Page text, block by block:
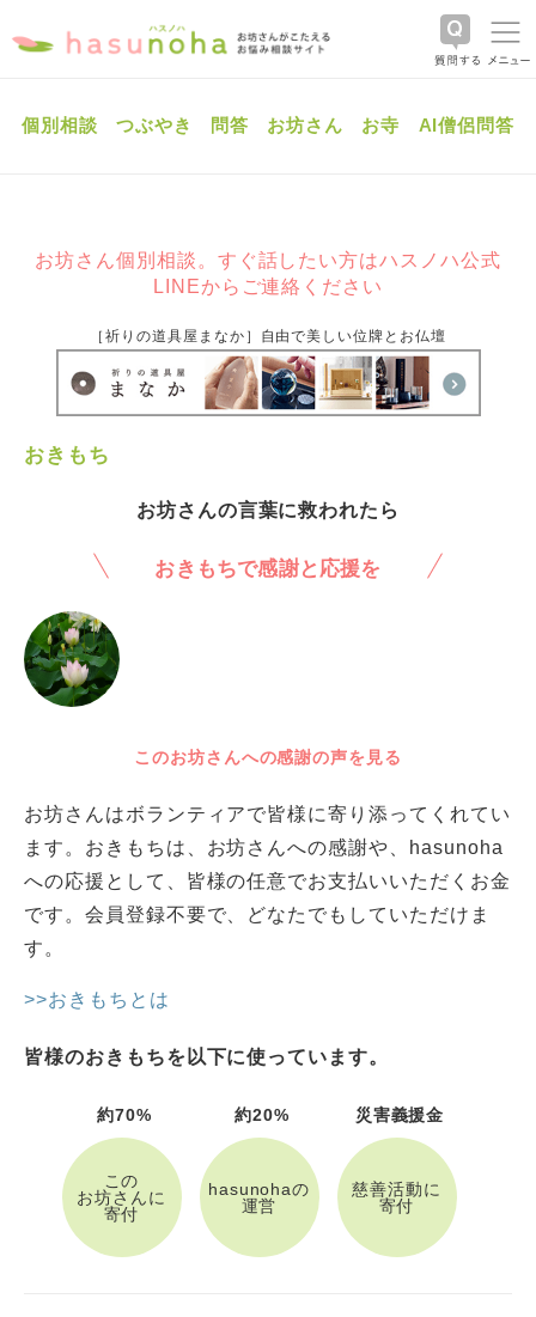
個別相談 つぶやき 問答 お坊さん お寺 AI僧侶問答
お坊さん個別相談。すぐ話したい方はハスノハ公式
LINEからご連絡ください
［祈りの道具屋まなか］自由で美しい位牌とお仏壇
おきもち
お坊さんの言葉に救われたら
おきもちで感謝と応援を
このお坊さんへの感謝の声を見る
お坊さんはボランティアで皆様に寄り添ってくれてい
ます。おきもちは、お坊さんへの感謝や、hasunoha
への応援として、皆様の任意でお支払いいただくお金
です。会員登録不要で、どなたでもしていただけま
す。
>>おきもちとは
皆様のおきもちを以下に使っています。
約70%
この
お坊さんに
寄付
約20%
hasunohaの
運営
災害義援金
慈善活動に
寄付